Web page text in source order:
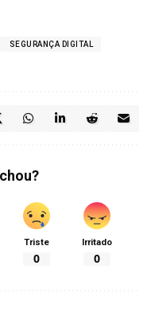
SEGURANÇA DIGITAL
Triste
0
Irritado
0